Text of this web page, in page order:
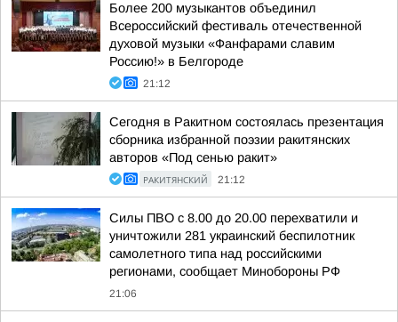
Более 200 музыкантов объединил
Всероссийский фестиваль отечественной
духовой музыки «Фанфарами славим
Россию!» в Белгороде
21:12
Сегодня в Ракитном состоялась презентация
сборника избранной поэзии ракитянских
авторов «Под сенью ракит»
РАКИТЯНСКИЙ 21:12
Силы ПВО с 8.00 до 20.00 перехватили и
уничтожили 281 украинский беспилотник
самолетного типа над российскими
регионами, сообщает Минобороны РФ
21:06